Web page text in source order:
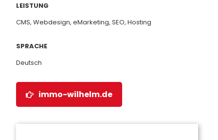
LEISTUNG
CMS, Webdesign, eMarketing, SEO, Hosting
SPRACHE
Deutsch
immo-wilhelm.de